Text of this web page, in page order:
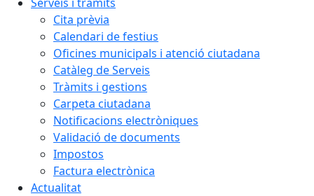
Cita prèvia
Calendari de festius
Oficines municipals i atenció ciutadana
Catàleg de Serveis
Tràmits i gestions
Carpeta ciutadana
Notificacions electròniques
Validació de documents
Impostos
Factura electrònica
Actualitat